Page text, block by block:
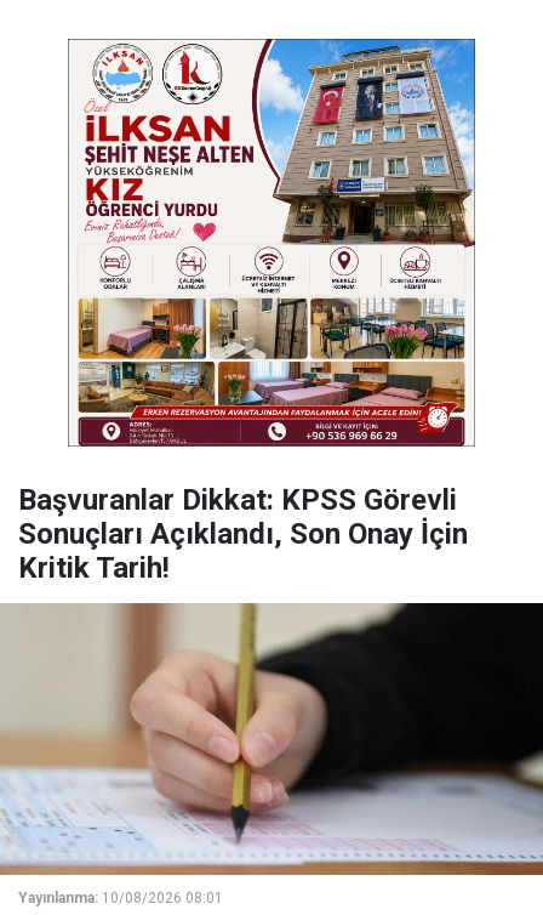
Başvuranlar Dikkat: KPSS Görevli
Sonuçları Açıklandı, Son Onay İçin
Kritik Tarih!
Yayınlanma: 10/08/2026 08:01